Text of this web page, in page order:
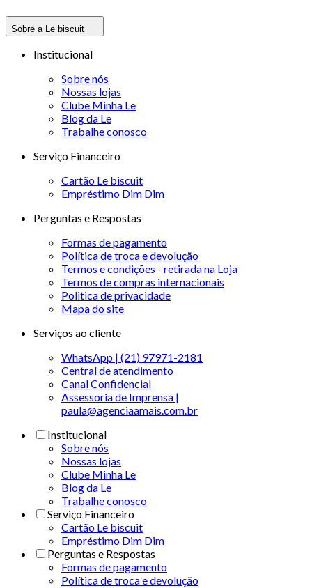
Sobre a Le biscuit
Institucional
Sobre nós
Nossas lojas
Clube Minha Le
Blog da Le
Trabalhe conosco
Serviço Financeiro
Cartão Le biscuit
Empréstimo Dim Dim
Perguntas e Respostas
Formas de pagamento
Política de troca e devolução
Termos e condições - retirada na Loja
Termos de compras internacionais
Politica de privacidade
Mapa do site
Serviços ao cliente
WhatsApp | (21) 97971-2181
Central de atendimento
Canal Confidencial
Assessoria de Imprensa |
paula@agenciaamais.com.br
Institucional
Sobre nós
Nossas lojas
Clube Minha Le
Blog da Le
Trabalhe conosco
Serviço Financeiro
Cartão Le biscuit
Empréstimo Dim Dim
Perguntas e Respostas
Formas de pagamento
Política de troca e devolução